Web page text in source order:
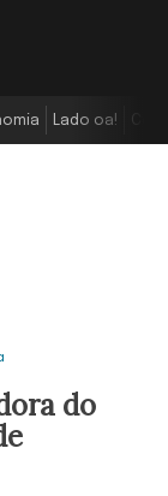
Lado oa!
do